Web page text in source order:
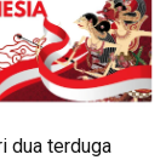
dua terduga